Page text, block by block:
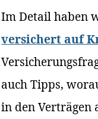
Im Detail haben
versichert auf
auch Tipps,
in den Verträgen